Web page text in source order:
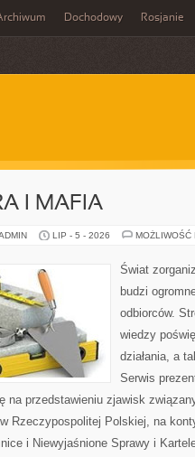
Dochodowy Rosjanie
I MAFIA
LIP - 5 - 2026 MOŻLIWOŚĆ
Świat
budzi
odbiorców.
wiedzy
działania, a
Serwis
na przedstawieniu zjawisk
Rzeczypospolitej Polskiej, na
i Niewyjaśnione Sprawy i